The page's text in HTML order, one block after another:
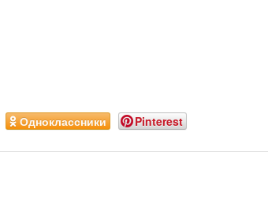
Одноклассники Pinterest